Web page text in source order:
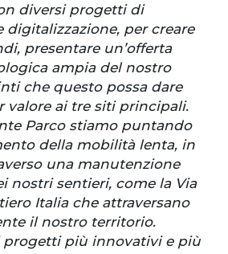
diversi progetti di
digitalizzazione, per creare
presentare un’offerta
ampia del nostro
che questo possa dare
valore ai tre siti principali.
Parco stiamo puntando
della mobilità lenta, in
una manutenzione
nostri sentieri, come la Via
Italia che attraversano
il nostro territorio.
progetti più innovativi e più